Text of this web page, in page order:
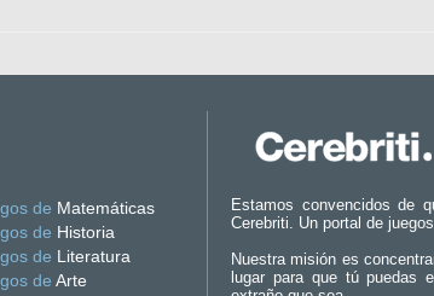
de Matemáticas
de Historia
de Literatura
de Arte
Estamos convencidos de
Cerebriti. Un portal de
Nuestra misión es
lugar para que tú puedas